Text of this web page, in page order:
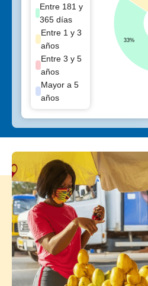
Entre 181 y
365 días
Entre 1 y 3
años
Entre 3 y 5
años
Mayor a 5
años
33%